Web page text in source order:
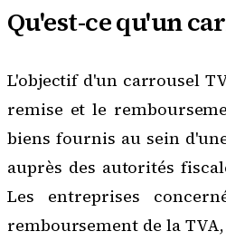
Qu'est-ce qu'un
L'objectif d'un carrousel
remise et le
biens fournis au sein
auprès des autorités
Les entreprises
remboursement de la